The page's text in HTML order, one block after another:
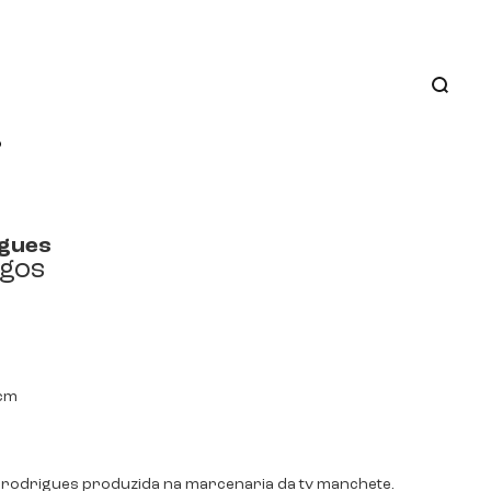
produzida na marcenaria da tv manchete.